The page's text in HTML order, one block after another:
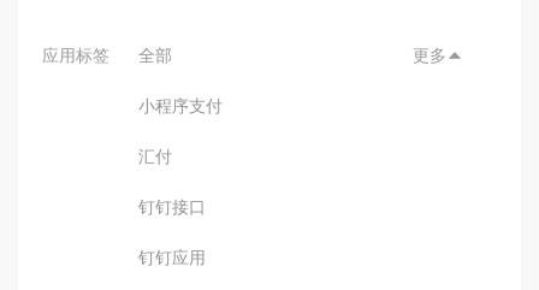
应用标签 全部
小程序支付
汇付
钉钉接口
钉钉应用
更多 